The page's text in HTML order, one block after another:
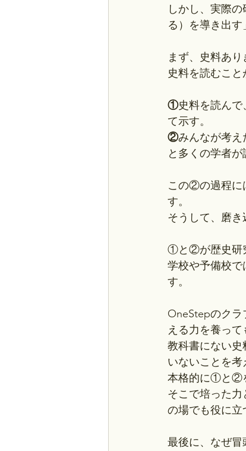
しかし、実際
る）を導き出す
まず、史料あり
史料を読むこと
①史料を読んで
て示す。
②みんなが考え
と多くの学者が
この②の過程に
す。
そうして、磨き
①と②が歴史研
学校や予備校
す。
OneStepのク
える力を養って
教科書にない
いないことを考
本格的に①と②
そこで培った
の場でも役に立
最後に、なぜ冒